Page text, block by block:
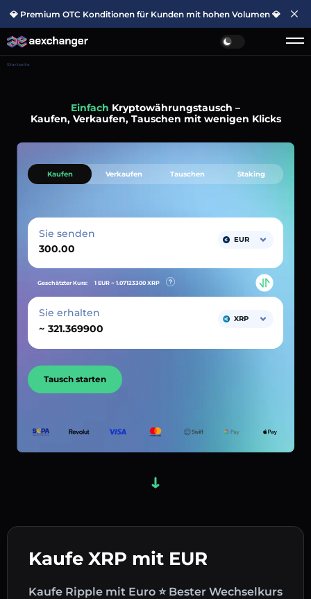
💎 Premium OTC Konditionen für Kunden mit hohen Volumen 💎
Startseite
Einfach Kryptowährungstausch –
Kaufen, Verkaufen, Tauschen mit wenigen Klicks
Kaufe XRP mit EUR
Kaufe Ripple mit Euro ⭐ Bester Wechselkurs
Kaufen Verkaufen Tauschen Staking
Sie senden EUR
Geschätzter Kurs: 1 EUR ~ 1.07123300 XRP
Sie erhalten
~
XRP
Tausch starten